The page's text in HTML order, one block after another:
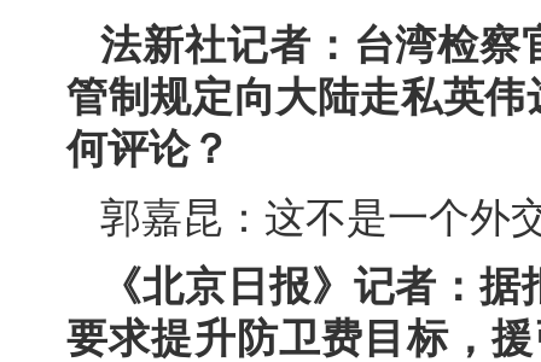
法新社记者：台湾检察
管制规定向大陆走私英
何评论？
郭嘉昆：这不是一个外
《北京日报》记者：
要求提升防卫费目标，